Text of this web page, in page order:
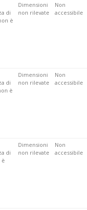
di
è
Dimensioni
non rilevate
Non
accessibile
di
è
Dimensioni
non rilevate
Non
accessibile
di
è
Dimensioni
non rilevate
Non
accessibile